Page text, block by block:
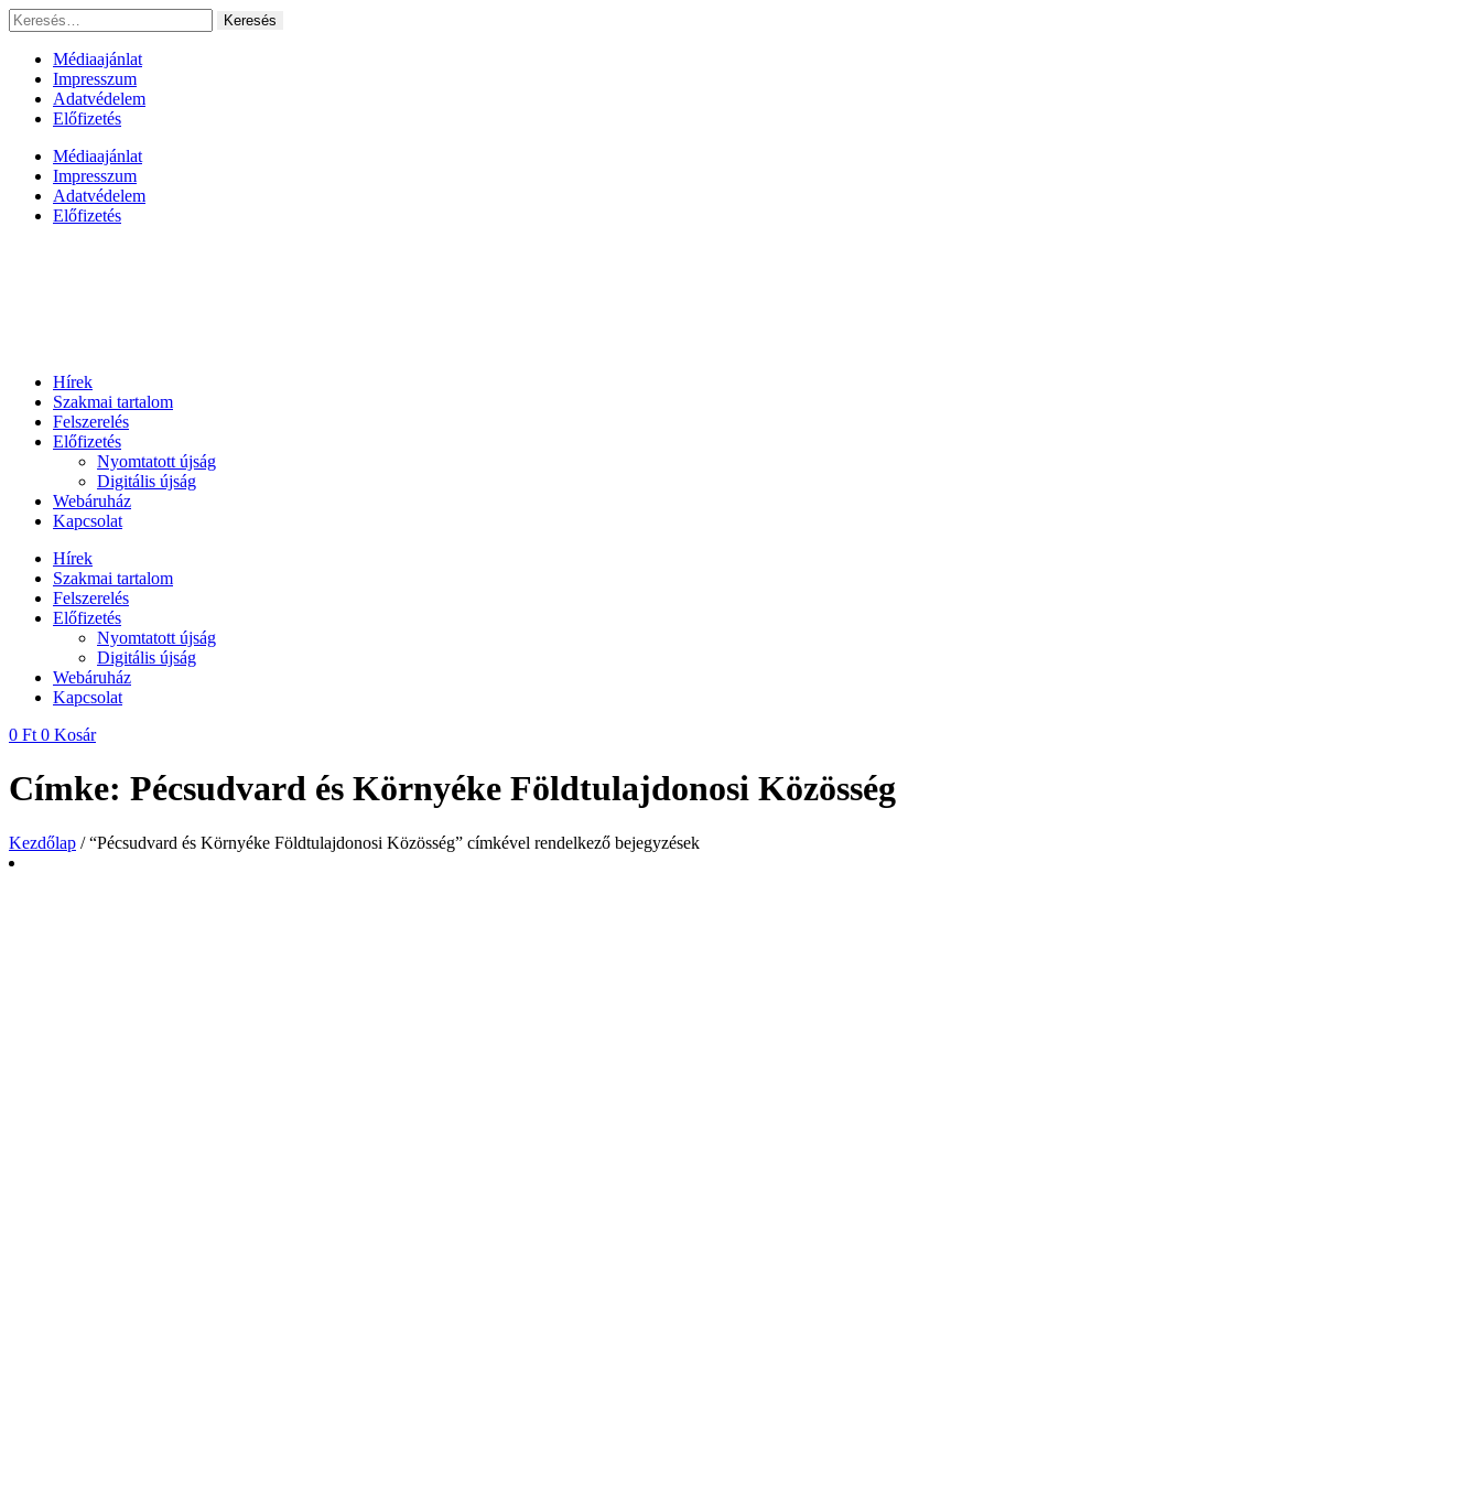
Ugrás
a
tartalomhoz
Keresés:
Médiaajánlat
Impresszum
Adatvédelem
Előfizetés
Médiaajánlat
Impresszum
Adatvédelem
Előfizetés
Hírek
Szakmai tartalom
Felszerelés
Előfizetés
Nyomtatott újság
Digitális újság
Webáruház
Kapcsolat
Hírek
Szakmai tartalom
Felszerelés
Előfizetés
Nyomtatott újság
Digitális újság
Webáruház
Kapcsolat
0 Ft 0 Kosár
Címke: Pécsudvard és Környéke Földtulajdonosi Közösség
Kezdőlap / “Pécsudvard és Környéke Földtulajdonosi Közösség” címkével rendelkező bejegyzések